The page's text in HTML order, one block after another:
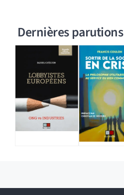
Dernières parutions